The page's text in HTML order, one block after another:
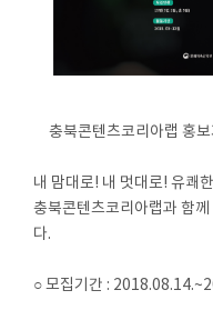
충북콘텐츠코리아랩 홍보
내 맘대로! 내 멋대로! 유쾌
충북콘텐츠코리아랩과 함
다.
○ 모집기간 :